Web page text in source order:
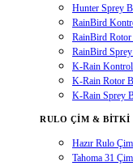
Hunter Sprey
RainBird
RainBird Rotor
RainBird Sprey
K-Rain
K-Rain Rotor
K-Rain Sprey
RULO ÇIM & BITKI
Hazır Rulo Çim
Tahoma 31